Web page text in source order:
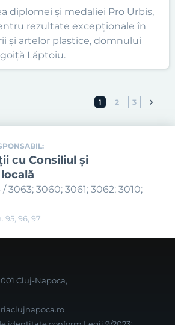
diplomei și medaliei Pro Urbis,
rezultate excepționale în
și artelor plastice, domnului
Lăptoiu.
1 2 3
cu Consiliul şi
3063; 3060; 3061; 3062; 3010;
95, 96, 97
Cluj-Napoca,